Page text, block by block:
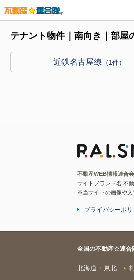
テナント物件｜南向き｜部屋
近鉄名古屋線 （1件）
不動産WEB情報連合
サイトブランド名 不
※当サイトの画像や文
プライバシーポリ